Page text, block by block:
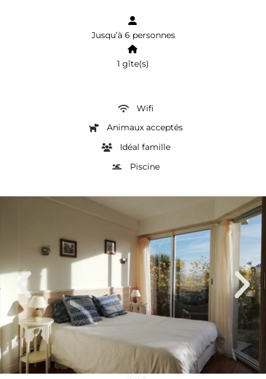
Jusqu’à 6 personnes
1 gîte(s)
Wifi
Animaux acceptés
Idéal famille
Piscine